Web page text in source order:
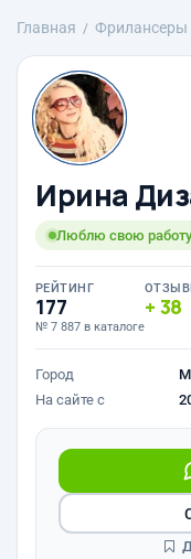
Главная Фрилансеры
Ирина
Люблю свою
РЕЙТИНГ
177
№ 7 887 в каталоге
38
Город
На сайте с